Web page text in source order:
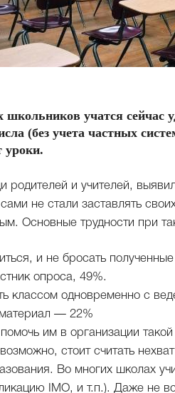
школьников учатся
(без учета частных
уроки.
родителей и учителей,
не стали заставлять
Основные трудности при
и не бросать
опроса, 49%.
классом одновременно с
— 22%
помочь им в организации
стоит считать
Во многих школах
IMO, и т.п.). Даже не